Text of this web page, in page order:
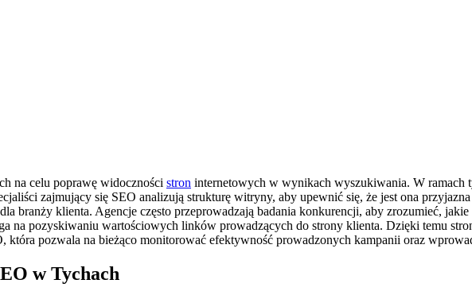
na celu poprawę widoczności stron internetowych w wynikach wyszukiwania. W ramach
zajmujący się SEO analizują strukturę witryny, aby upewnić się, że jest ona
branży klienta. Agencje często przeprowadzają badania konkurencji, aby zrozumieć,
na pozyskiwaniu wartościowych linków prowadzących do strony klienta. Dzięki temu
pozwala na bieżąco monitorować efektywność prowadzonych kampanii oraz
w Tychach